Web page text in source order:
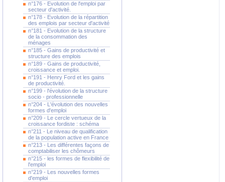
n°176 - Evolution de l'emploi par
secteur d'activité.
n°178 - Evolution de la répartition
des emplois par secteur d'activité
n°181 - Evolution de la structure
de la consommation des
ménages
n°185 - Gains de productivité et
structure des emplois
n°189 - Gains de productivité,
croissance et emploi.
n°191 - Henry Ford et les gains
de productivité.
n°199 - l'évolution de la structure
socio - professionnelle
n°204 - L'évolution des nouvelles
formes d'emploi
n°209 - Le cercle vertueux de la
croissance fordiste : schéma
n°211 - Le niveau de qualification
de la population active en France
n°213 - Les différentes façons de
comptabiliser les chômeurs
n°215 - les formes de flexibilité de
l'emploi
n°219 - Les nouvelles formes
d'emploi